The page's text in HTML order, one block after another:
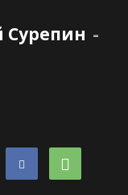
Сурепин -